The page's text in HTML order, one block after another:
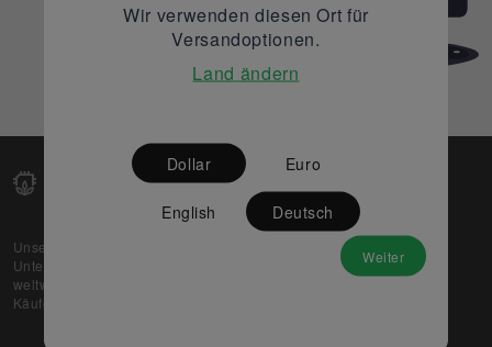
Unsere Web-Plattform unterstützt OEM- und EMS-
Unternehmen dabei, ihre überschüssigen Lagerbestände
weltweit zu verkaufen und gleichzeitig den potenziellen
Käufern beste Preise und Qualität zu bieten.
Partner
Wir verwenden diesen Ort für
Versandoptionen.
Land ändern
Dollar Euro
English Deutsch
Weiter